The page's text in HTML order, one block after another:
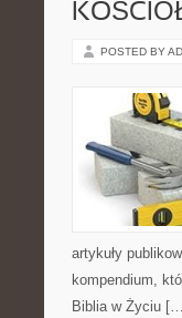
POSTED BY
artykuły
kompendium,
Biblia w Życiu